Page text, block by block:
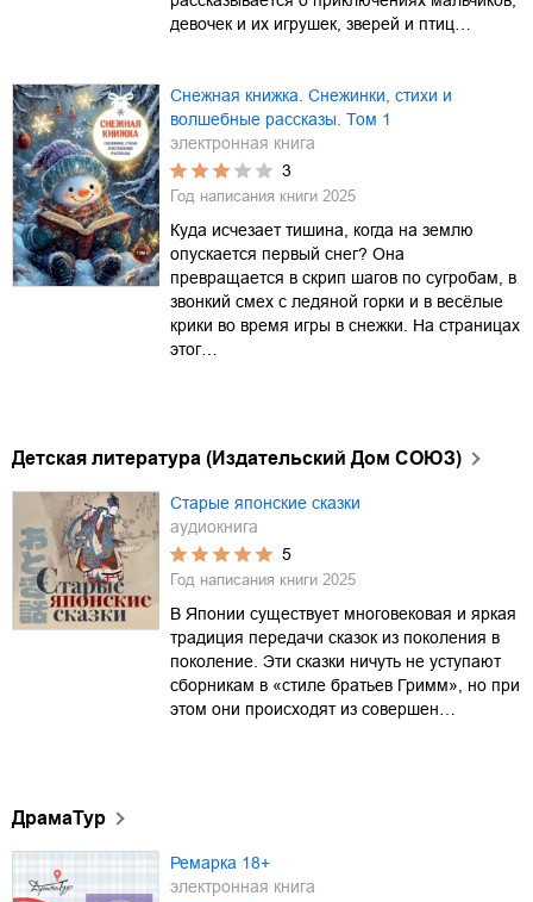
девочек и их игрушек, зверей и птиц…
Снежная книжка. Снежинки, стихи и
волшебные рассказы. Том 1
электронная книга
3
Год написания книги 2025
Куда исчезает тишина, когда на землю
опускается первый снег? Она
превращается в скрип шагов по сугробам, в
звонкий смех с ледяной горки и в весёлые
крики во время игры в снежки. На страницах
этог…
Детская литература (Издательский Дом СОЮЗ)
Старые японские сказки
аудиокнига
5
Год написания книги 2025
В Японии существует многовековая и яркая
традиция передачи сказок из поколения в
поколение. Эти сказки ничуть не уступают
сборникам в «стиле братьев Гримм», но при
этом они происходят из совершен…
ДрамаТур
Ремарка 18+
электронная книга